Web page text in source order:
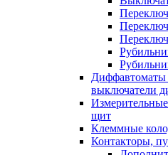
Диффавтоматы
выключатели
щит
Клеммные
Контакторы,